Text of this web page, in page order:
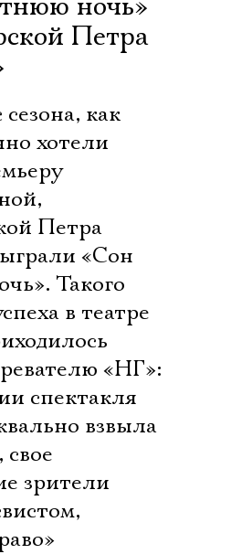
ночь»
Петра
как
хотели
Петра
«Сон
Такого
в театре
«НГ»:
спектакля
взвыла
свое
зрители